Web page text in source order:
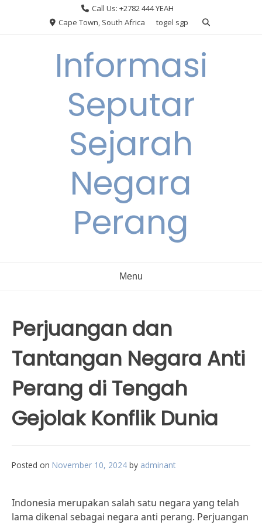
Call Us: +2782 444 YEAH
Cape Town, South Africa
togel sgp
Informasi
Seputar
Sejarah
Negara
Perang
Menu
Perjuangan dan
Tantangan Negara Anti
Perang di Tengah
Gejolak Konflik Dunia
Posted on November 10, 2024 by adminant
Indonesia merupakan salah satu negara yang telah
lama dikenal sebagai negara anti perang. Perjuangan